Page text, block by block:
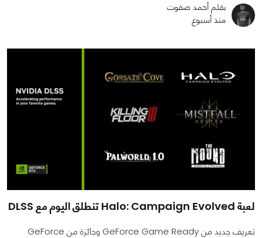
بقلم أحمد صفوت
منذ أسبوع
لعبة Halo: Campaign Evolved تنطلق اليوم مع DLSS
تعريف جديد من GeForce Game Ready وجائزة من GeForce